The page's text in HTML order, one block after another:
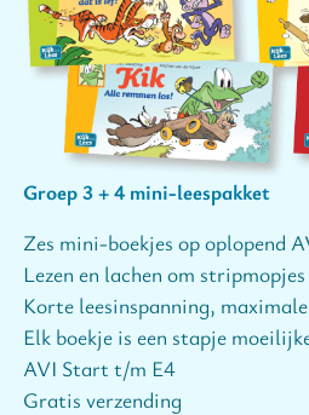
Groep 3 + 4 mini-leespakket
Zes mini-boekjes op oplopend
Lezen en lachen om
Korte leesinspanning,
Elk boekje is een stapje
AVI Start t/m E4
Gratis verzending